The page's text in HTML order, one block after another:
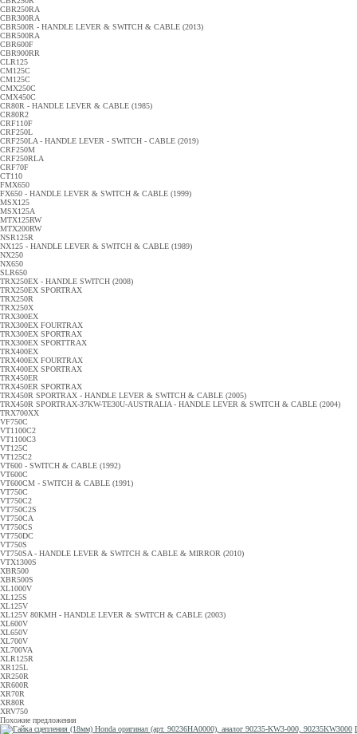
CBR250RA
CBR300RA
CBR500R - HANDLE LEVER & SWITCH & CABLE (2013)
CBR500RA
CBR600F
CBR900RR
CLR125
CM125C
CM125C
CMX250C
CMX450C
CR80R - HANDLE LEVER & CABLE (1985)
CR80R2
CRF110F
CRF250L
CRF250LA - HANDLE LEVER - SWITCH - CABLE (2019)
CRF250M
CRF250RLA
CRF70F
CT110
FMX650
FX650 - HANDLE LEVER & SWITCH & CABLE (1999)
MSX125
MSX125A
MTX125RW
MTX200RW
NSR125R
NX125 - HANDLE LEVER & SWITCH & CABLE (1989)
NX250
NX650
SLR650
TRX250EX - HANDLE SWITCH (2008)
TRX250EX SPORTRAX
TRX250R
TRX250X
TRX300EX
TRX300EX FOURTRAX
TRX300EX SPORTRAX
TRX300EX SPORTTRAX
TRX400EX
TRX400EX FOURTRAX
TRX400EX SPORTRAX
TRX450ER
TRX450ER SPORTRAX
TRX450R SPORTRAX - HANDLE LEVER & SWITCH & CABLE (2005)
TRX450R SPORTRAX-37KW-TE30U-AUSTRALIA - HANDLE LEVER & SWITCH & CABLE (2004)
TRX700XX
VF750C
VT1100C2
VT1100C3
VT125C
VT125C2
VT600 - SWITCH & CABLE (1992)
VT600C
VT600CM - SWITCH & CABLE (1991)
VT750C
VT750C2
VT750C2S
VT750CA
VT750CS
VT750DC
VT750S
VT750SA - HANDLE LEVER & SWITCH & CABLE & MIRROR (2010)
VTX1300S
XBR500
XBR500S
XL1000V
XL125S
XL125V
XL125V 80KMH - HANDLE LEVER & SWITCH & CABLE (2003)
XL600V
XL650V
XL700V
XL700VA
XLR125R
XR125L
XR250R
XR600R
XR70R
XR80R
XRV750
Похожие предложения